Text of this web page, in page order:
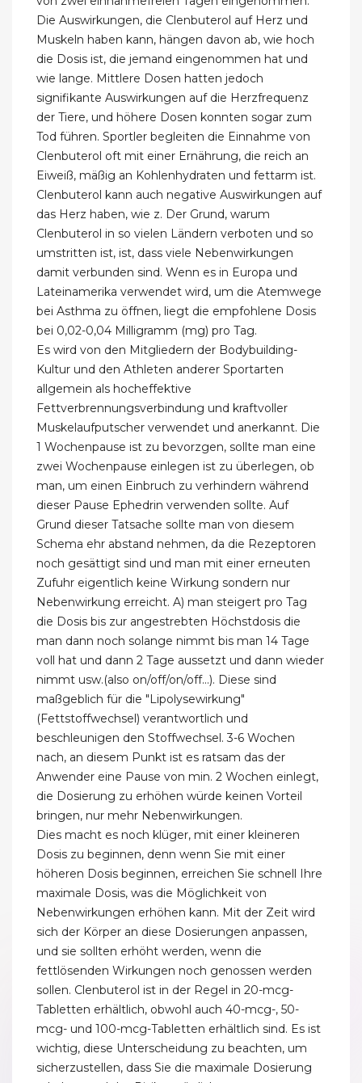
Die Auswirkungen, die Clenbuterol auf Herz und
Muskeln haben kann, hängen davon ab, wie hoch
die Dosis ist, die jemand eingenommen hat und
wie lange. Mittlere Dosen hatten jedoch
signifikante Auswirkungen auf die Herzfrequenz
der Tiere, und höhere Dosen konnten sogar zum
Tod führen. Sportler begleiten die Einnahme von
Clenbuterol oft mit einer Ernährung, die reich an
Eiweiß, mäßig an Kohlenhydraten und fettarm ist.
Clenbuterol kann auch negative Auswirkungen auf
das Herz haben, wie z. Der Grund, warum
Clenbuterol in so vielen Ländern verboten und so
umstritten ist, ist, dass viele Nebenwirkungen
damit verbunden sind. Wenn es in Europa und
Lateinamerika verwendet wird, um die Atemwege
bei Asthma zu öffnen, liegt die empfohlene Dosis
bei 0,02-0,04 Milligramm (mg) pro Tag.
Es wird von den Mitgliedern der Bodybuilding-
Kultur und den Athleten anderer Sportarten
allgemein als hocheffektive
Fettverbrennungsverbindung und kraftvoller
Muskelaufputscher verwendet und anerkannt. Die
1 Wochenpause ist zu bevorzgen, sollte man eine
zwei Wochenpause einlegen ist zu überlegen, ob
man, um einen Einbruch zu verhindern während
dieser Pause Ephedrin verwenden sollte. Auf
Grund dieser Tatsache sollte man von diesem
Schema ehr abstand nehmen, da die Rezeptoren
noch gesättigt sind und man mit einer erneuten
Zufuhr eigentlich keine Wirkung sondern nur
Nebenwirkung erreicht. A) man steigert pro Tag
die Dosis bis zur angestrebten Höchstdosis die
man dann noch solange nimmt bis man 14 Tage
voll hat und dann 2 Tage aussetzt und dann wieder
nimmt usw.(also on/off/on/off...). Diese sind
maßgeblich für die "Lipolysewirkung"
(Fettstoffwechsel) verantwortlich und
beschleunigen den Stoffwechsel. 3-6 Wochen
nach, an diesem Punkt ist es ratsam das der
Anwender eine Pause von min. 2 Wochen einlegt,
die Dosierung zu erhöhen würde keinen Vorteil
bringen, nur mehr Nebenwirkungen.
Dies macht es noch klüger, mit einer kleineren
Dosis zu beginnen, denn wenn Sie mit einer
höheren Dosis beginnen, erreichen Sie schnell Ihre
maximale Dosis, was die Möglichkeit von
Nebenwirkungen erhöhen kann. Mit der Zeit wird
sich der Körper an diese Dosierungen anpassen,
und sie sollten erhöht werden, wenn die
fettlösenden Wirkungen noch genossen werden
sollen. Clenbuterol ist in der Regel in 20-mcg-
Tabletten erhältlich, obwohl auch 40-mcg-, 50-
mcg- und 100-mcg-Tabletten erhältlich sind. Es ist
wichtig, diese Unterscheidung zu beachten, um
sicherzustellen, dass Sie die maximale Dosierung